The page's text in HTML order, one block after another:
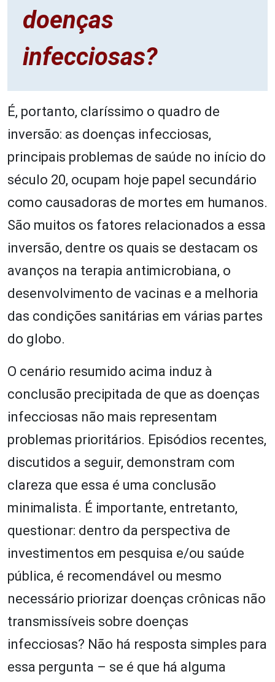
doenças
infecciosas?
É, portanto, claríssimo o quadro de
inversão: as doenças infecciosas,
principais problemas de saúde no início do
século 20, ocupam hoje papel secundário
como causadoras de mortes em humanos.
São muitos os fatores relacionados a essa
inversão, dentre os quais se destacam os
avanços na terapia antimicrobiana, o
desenvolvimento de vacinas e a melhoria
das condições sanitárias em várias partes
do globo.
O cenário resumido acima induz à
conclusão precipitada de que as doenças
infecciosas não mais representam
problemas prioritários. Episódios recentes,
discutidos a seguir, demonstram com
clareza que essa é uma conclusão
minimalista. É importante, entretanto,
questionar: dentro da perspectiva de
investimentos em pesquisa e/ou saúde
pública, é recomendável ou mesmo
necessário priorizar doenças crônicas não
transmissíveis sobre doenças
infecciosas? Não há resposta simples para
essa pergunta – se é que há alguma